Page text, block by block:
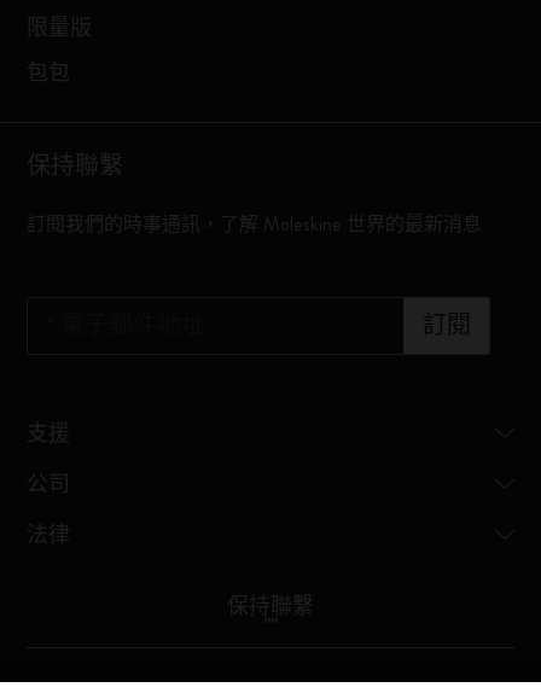
限量版
包包
保持聯繫
訂閱我們的時事通訊，了解 Moleskine 世界的最新消息
訂閱
支援
公司
法律
保持聯繫
""